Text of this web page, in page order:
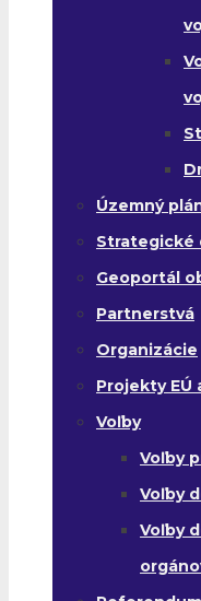
Územný
Strategické
Geoportál
Partnerstvá
Organizácie
Projekty EÚ
Voľby
Voľby
Voľby
Voľby